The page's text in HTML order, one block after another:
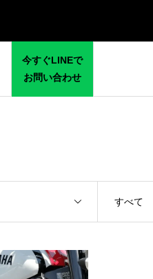
今すぐLINEで
お問い合わせ
すべて